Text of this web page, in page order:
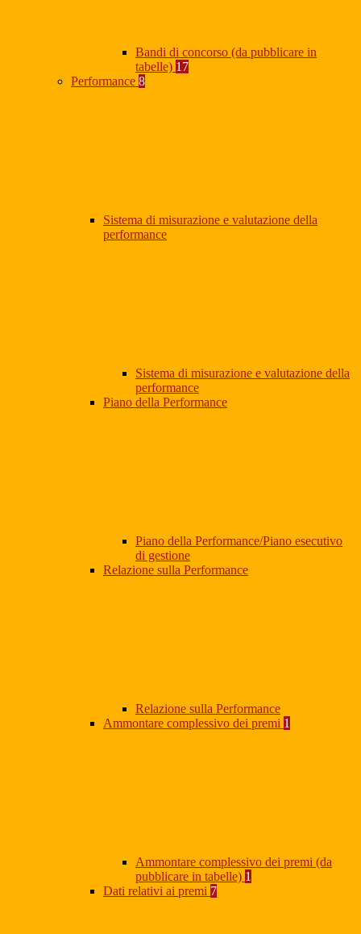
Bandi di concorso (da pubblicare in
tabelle) 17
Performance 8
Sistema di misurazione e valutazione della
performance
Sistema di misurazione e valutazione della
performance
Piano della Performance
Piano della Performance/Piano esecutivo
di gestione
Relazione sulla Performance
Relazione sulla Performance
Ammontare complessivo dei premi 1
Ammontare complessivo dei premi (da
pubblicare in tabelle) 1
Dati relativi ai premi 7